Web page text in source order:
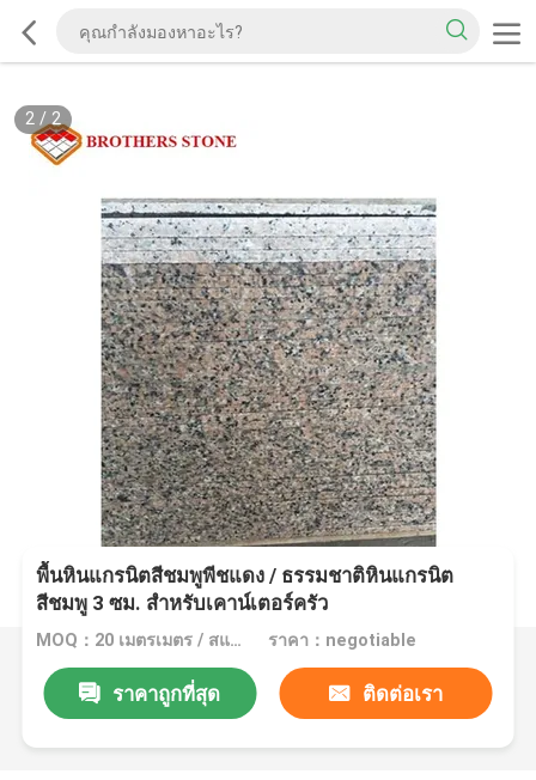
2/2
พื้นหินแกรนิตสีชมพูพีชแดง / ธรรมชาติหินแกรนิต
สีชมพู 3 ซม. สำหรับเคาน์เตอร์ครัว
MOQ：20 เมตรเมตร / สแควร์ ราคา：negotiable
ราคาถูกที่สุด ติดต่อเรา